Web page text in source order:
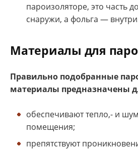
пароизоляторе, это часть
снаружи, а фольга —
Материалы для
Правильно подобранные
материалы предназначены
обеспечивают тепло,- и
помещения;
препятствуют